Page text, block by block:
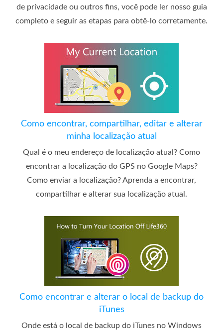
de privacidade ou outros fins, você pode ler nosso guia
completo e seguir as etapas para obtê-lo corretamente.
Como encontrar, compartilhar, editar e alterar
minha localização atual
Qual é o meu endereço de localização atual? Como
encontrar a localização do GPS no Google Maps?
Como enviar a localização? Aprenda a encontrar,
compartilhar e alterar sua localização atual.
Como encontrar e alterar o local de backup do
iTunes
Onde está o local de backup do iTunes no Windows